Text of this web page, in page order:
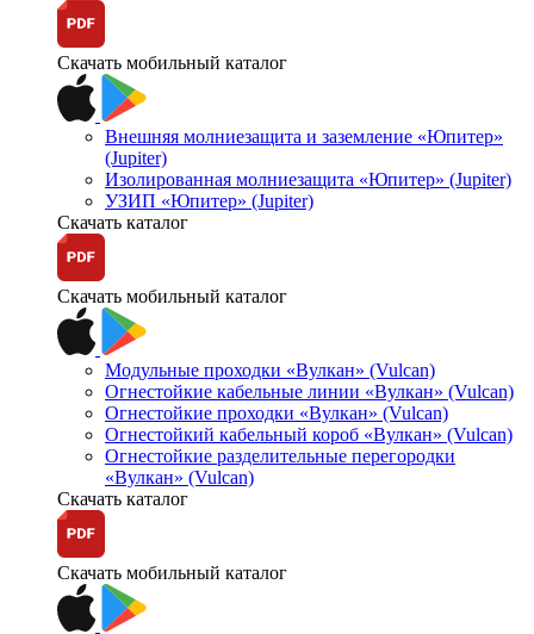
Скачать мобильный каталог
Внешняя молниезащита и заземление «Юпитер»
(Jupiter)
Изолированная молниезащита «Юпитер» (Jupiter)
УЗИП «Юпитер» (Jupiter)
Скачать каталог
Скачать мобильный каталог
Модульные проходки «Вулкан» (Vulcan)
Огнестойкие кабельные линии «Вулкан» (Vulcan)
Огнестойкие проходки «Вулкан» (Vulcan)
Огнестойкий кабельный короб «Вулкан» (Vulcan)
Огнестойкие разделительные перегородки
«Вулкан» (Vulcan)
Скачать каталог
Скачать мобильный каталог